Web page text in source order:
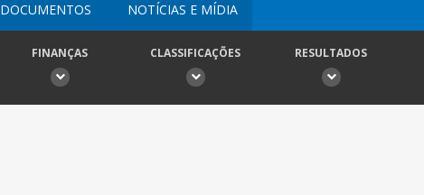
DOCUMENTOS NOTÍCIAS E MÍDIA
FINANÇAS CLASSIFICAÇÕES RESULTADOS